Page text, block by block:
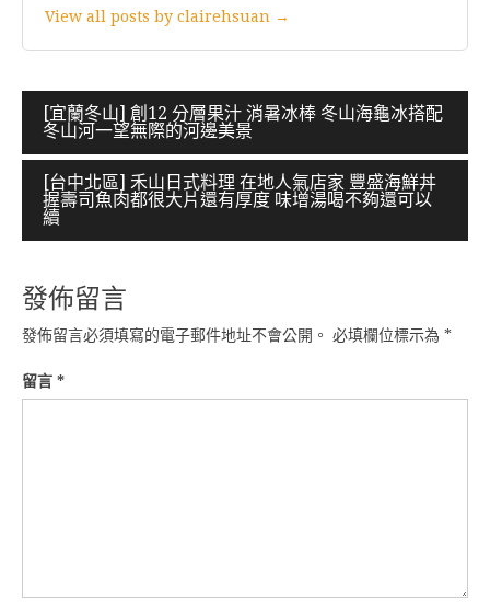
View all posts by clairehsuan →
文
章
導
覽
[宜蘭冬山] 創12 分層果汁 消暑冰棒 冬山海龜冰搭配
冬山河一望無際的河邊美景
[台中北區] 禾山日式料理 在地人氣店家 豐盛海鮮丼
握壽司魚肉都很大片還有厚度 味增湯喝不夠還可以
續
發佈留言
發佈留言必須填寫的電子郵件地址不會公開。 必填欄位標示為 *
留言 *